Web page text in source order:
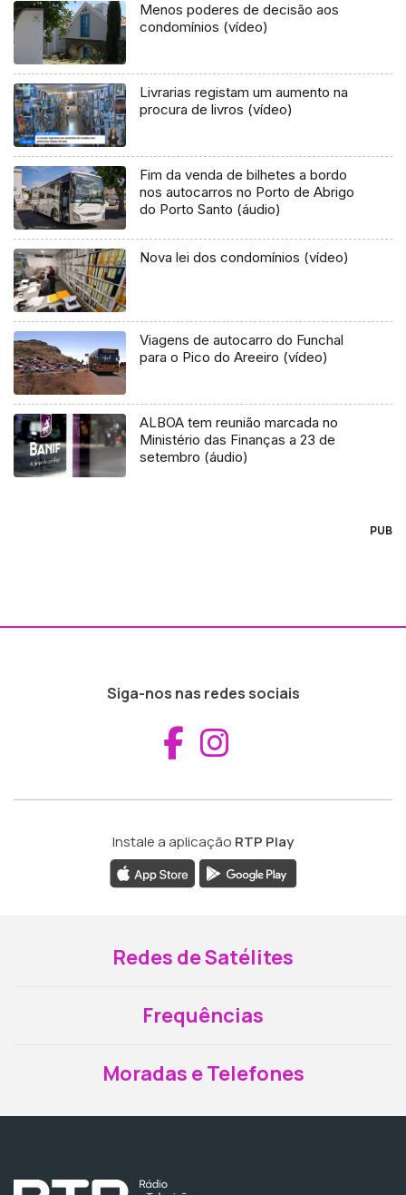
Menos poderes de decisão aos
condomínios (vídeo)
Livrarias registam um aumento na
procura de livros (vídeo)
Fim da venda de bilhetes a bordo
nos autocarros no Porto de Abrigo
do Porto Santo (áudio)
Nova lei dos condomínios (vídeo)
Viagens de autocarro do Funchal
para o Pico do Areeiro (vídeo)
ALBOA tem reunião marcada no
Ministério das Finanças a 23 de
setembro (áudio)
PUB
Siga-nos nas redes sociais
Aceder ao
Instale a aplicação RTP Play
Redes de Satélites
Frequências
Moradas e Telefones